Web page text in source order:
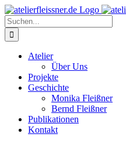
Zum
Inhalt
springen
Suche
nach:
Atelier
Über Uns
Projekte
Geschichte
Monika Fleißner
Bernd Fleißner
Publikationen
Kontakt